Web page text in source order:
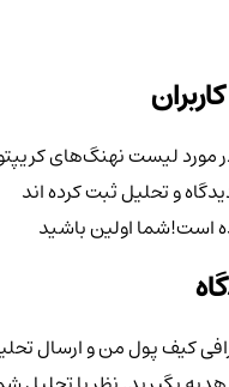
لیست نهنگ‌های کریپتو:
و تحلیل ثبت کرده اند
است!شما اولین باشید
کیف پول من و ارسال